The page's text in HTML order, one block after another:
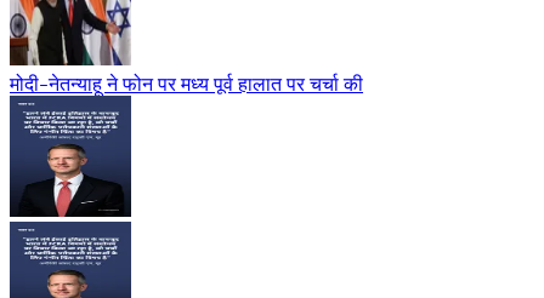
मोदी-नेतन्याहू ने फोन पर मध्य पूर्व हालात पर चर्चा की